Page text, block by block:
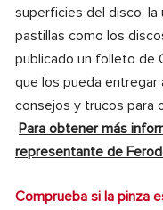
superficies del disco, la
pastillas como los
publicado un folleto de
que los pueda entregar
consejos y trucos para
Para obtener más
representante de
Comprueba si la pinza